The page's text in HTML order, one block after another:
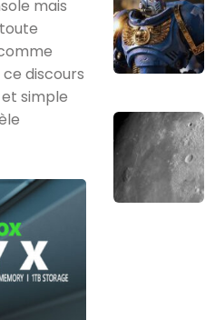
mais
discours
simple